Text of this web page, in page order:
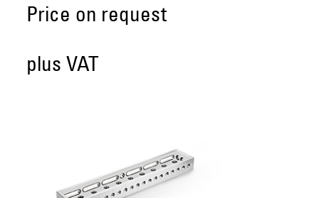
Price on request
plus VAT